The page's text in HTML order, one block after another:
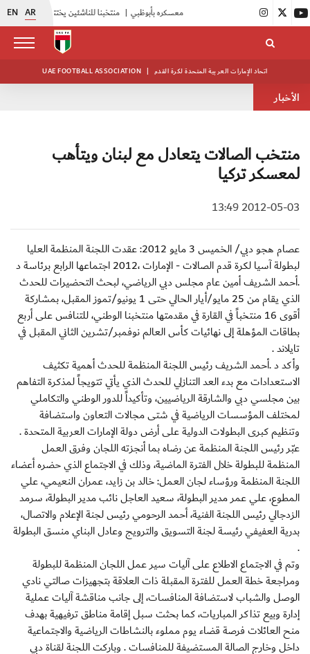
EN AR منتخبنا للناشئين يختتم معسكره الخارجي في صربيا | أبيض الشباب يواصل تدريباته في معسكره بأبوظبي |
UAE FOOTBALL ASSOCIATION | اتحاد الإمارات العربية المتحدة لكرة القدم
الأخبار
منتخب الصالات يتعادل مع لبنان ويتأهب
لمعسكر تركيا
2012-05-03 13:49
عصام هجو دبي/ الخميس 3 مايو 2012: عقدت اللجنة المنظمة العليا
لبطولة آسيا لكرة قدم الصالات - الإمارات ،2012 اجتماعها الرابع برئاسة د
.أحمد الشريف أمين عام مجلس دبي الرياضي، لبحث التحضيرات للحدث
الذي يقام من 25 مايو/أيار الحالي حتى 1 يونيو/تموز المقبل، بمشاركة
أقوى 16 منتخباً في القارة في مقدمتها منتخبنا الوطني، للتنافس على أربع
بطاقات المؤهلة إلى نهائيات كأس العالم نوفمبر/تشرين الثاني المقبل في
تايلاند .
وأكد د .أحمد الشريف رئيس اللجنة المنظمة للحدث أهمية تكثيف
الاستعدادات مع بدء العد التنازلي للحدث الذي يأتي تتويجاً لمذكرة التفاهم
بين مجلسي دبي والشارقة الرياضيين، وتأكيداً للدور الوطني والتكاملي
لمختلف المؤسسات الرياضية في شتى مجالات التعاون واستضافة
وتنظيم كبرى البطولات الدولية على أرض دولة الإمارات العربية المتحدة .
عبّر رئيس اللجنة المنظمة عن رضاه بما أنجزته اللجان وفرق العمل
المنظمة للبطولة خلال الفترة الماضية، وذلك في الاجتماع الذي حضره أعضاء
اللجنة المنظمة ورؤساء لجان العمل: خالد بن زايد، عمران النعيمي، علي
المطوع، علي عمر مدير البطولة، سعيد العاجل نائب مدير البطولة، سرمد
الزدجالي رئيس اللجنة الفنية، أحمد الرحومي رئيس لجنة الإعلام والاتصال،
بدرية العفيفي رئيسة لجنة التسويق والترويج وعادل البناي منسق البطولة
.
وتم في الاجتماع الاطلاع على آليات سير عمل اللجان المنظمة للبطولة
ومراجعة خطة العمل للفترة المقبلة ذات العلاقة بتجهيزات صالتي نادي
الوصل والشباب لاستضافة المنافسات، إلى جانب مناقشة آليات عملية
إدارة وبيع تذاكر المباريات، كما بحثت سبل إقامة مناطق ترفيهية بهدف
منح العائلات فرصة قضاء يوم مملوء بالنشاطات الرياضية والاجتماعية
داخل وخارج الصالة المستضيفة للمنافسات . وباركت اللجنة لقناة دبي